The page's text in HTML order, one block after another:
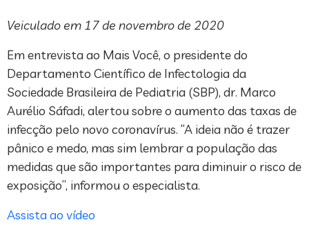
Veiculado em 17 de novembro de 2020
Em entrevista ao Mais Você, o presidente do
Departamento Científico de Infectologia da
Sociedade Brasileira de Pediatria (SBP), dr. Marco
Aurélio Sáfadi, alertou sobre o aumento das taxas de
infecção pelo novo coronavírus. “A ideia não é trazer
pânico e medo, mas sim lembrar a população das
medidas que são importantes para diminuir o risco de
exposição”, informou o especialista.
Assista ao vídeo